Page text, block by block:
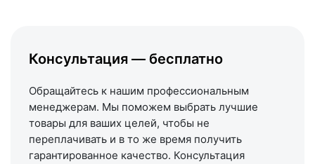
Схема проезда
Консультация — бесплатно
Обращайтесь к нашим профессиональным
менеджерам. Мы поможем выбрать лучшие
товары для ваших целей, чтобы не
переплачивать и в то же время получить
гарантированное качество. Консультация